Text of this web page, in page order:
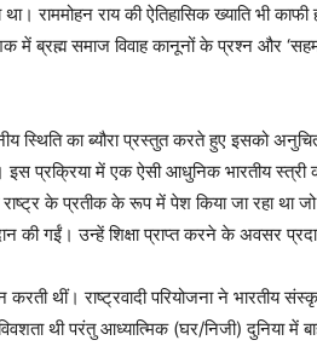
राममोहन राय की ऐतिहासिक ख्याति भी
ब्रह्म समाज विवाह कानूनों के प्रश्न और
का ब्यौरा प्रस्तुत करते हुए इसको
प्रक्रिया में एक ऐसी आधुनिक भारतीय स्त्री
के प्रतीक के रूप में पेश किया जा रहा था जो
की गईं। उन्हें शिक्षा प्राप्त करने के अवसर
थीं। राष्ट्रवादी परियोजना ने भारतीय
थी परंतु आध्यात्मिक (घर/निजी) दुनिया में